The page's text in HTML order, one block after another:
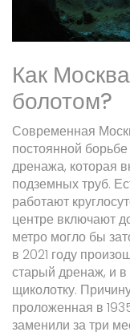
Как
болотом?
Современная
постоянной
дренажа, которая
подземных труб.
работают
центре включают
метро могло бы
в 2021 году
старый дренаж, и
щиколотку.
проложенная в
заменили за три